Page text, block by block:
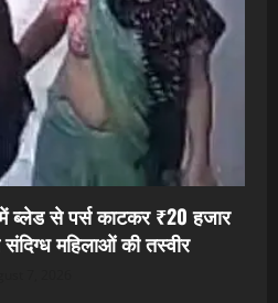
ब्लेड से पर्स काटकर ₹20 हजार
महिलाओं की तस्वीर